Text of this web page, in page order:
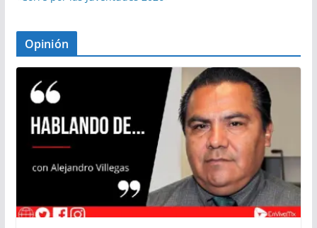
Opinión